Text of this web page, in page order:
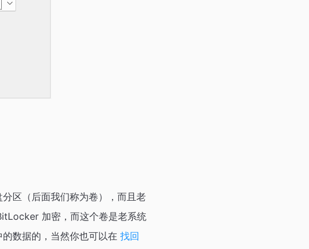
区（后面我们称为卷），而且老
加密，而这个卷是老系统
数据的，当然你也可以在 找回